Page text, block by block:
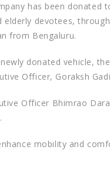
has been donated
devotees,
from Bengaluru.
donated vehicle,
Officer, Goraksh
Officer Bhimrao
mobility and